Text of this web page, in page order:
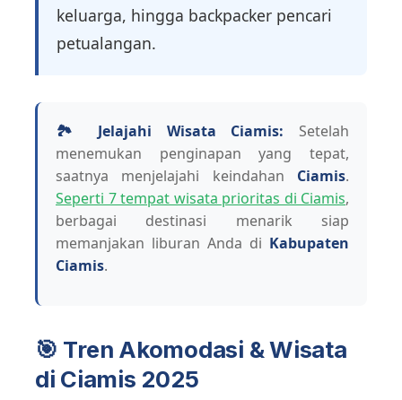
keluarga, hingga backpacker pencari
petualangan.
🏞️ Jelajahi Wisata Ciamis: Setelah
menemukan penginapan yang tepat,
saatnya menjelajahi keindahan Ciamis.
Seperti 7 tempat wisata prioritas di Ciamis,
berbagai destinasi menarik siap
memanjakan liburan Anda di Kabupaten
Ciamis.
🎯 Tren Akomodasi & Wisata
di Ciamis 2025